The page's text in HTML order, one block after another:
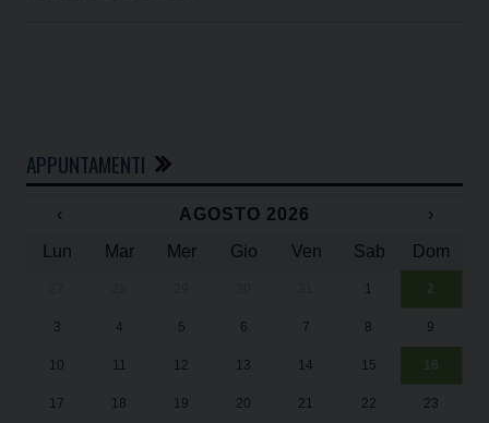
APPUNTAMENTI
‹ AGOSTO 2026
›
Lun
Mar Mer Gio Ven Sab Dom
1 2
3 4 5 6 7 8 9
10 11 12 13 14 15 16
17 18 19 20 21 22 23